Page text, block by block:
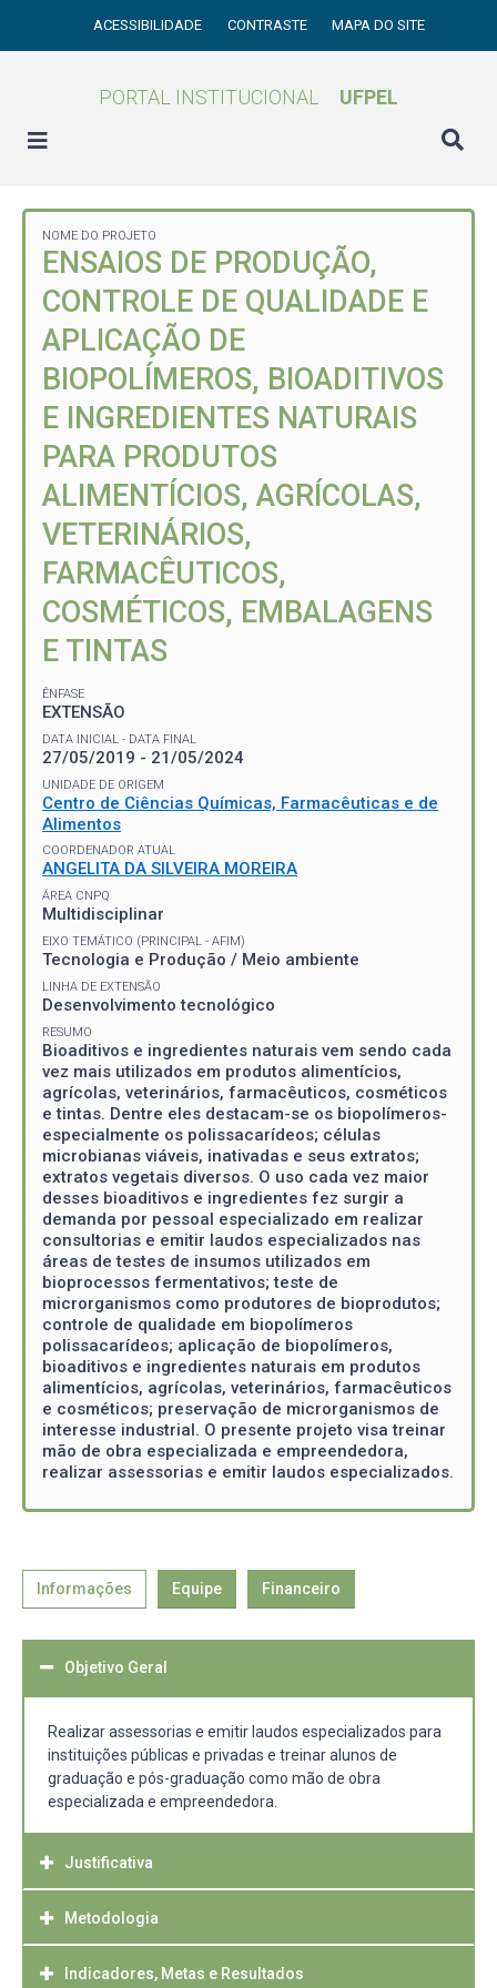
ACESSIBILIDADE CONTRASTE MAPA DO SITE
PORTAL INSTITUCIONAL UFPEL
NOME DO PROJETO
ENSAIOS DE PRODUÇÃO,
CONTROLE DE QUALIDADE E
APLICAÇÃO DE
BIOPOLÍMEROS, BIOADITIVOS
E INGREDIENTES NATURAIS
PARA PRODUTOS
ALIMENTÍCIOS, AGRÍCOLAS,
VETERINÁRIOS,
FARMACÊUTICOS,
COSMÉTICOS, EMBALAGENS
E TINTAS
ÊNFASE
EXTENSÃO
DATA INICIAL - DATA FINAL
27/05/2019 - 21/05/2024
UNIDADE DE ORIGEM
Centro de Ciências Químicas, Farmacêuticas e de
Alimentos
COORDENADOR ATUAL
ANGELITA DA SILVEIRA MOREIRA
ÁREA CNPQ
Multidisciplinar
EIXO TEMÁTICO (PRINCIPAL - AFIM)
Tecnologia e Produção / Meio ambiente
LINHA DE EXTENSÃO
Desenvolvimento tecnológico
RESUMO
Bioaditivos e ingredientes naturais vem sendo cada
vez mais utilizados em produtos alimentícios,
agrícolas, veterinários, farmacêuticos, cosméticos
e tintas. Dentre eles destacam-se os biopolímeros-
especialmente os polissacarídeos; células
microbianas viáveis, inativadas e seus extratos;
extratos vegetais diversos. O uso cada vez maior
desses bioaditivos e ingredientes fez surgir a
demanda por pessoal especializado em realizar
consultorias e emitir laudos especializados nas
áreas de testes de insumos utilizados em
bioprocessos fermentativos; teste de
microrganismos como produtores de bioprodutos;
controle de qualidade em biopolímeros
polissacarídeos; aplicação de biopolímeros,
bioaditivos e ingredientes naturais em produtos
alimentícios, agrícolas, veterinários, farmacêuticos
e cosméticos; preservação de microrganismos de
interesse industrial. O presente projeto visa treinar
mão de obra especializada e empreendedora,
realizar assessorias e emitir laudos especializados.
Informações Equipe Financeiro
Objetivo Geral
Realizar assessorias e emitir laudos especializados para
instituições públicas e privadas e treinar alunos de
graduação e pós-graduação como mão de obra
especializada e empreendedora.
Justificativa
Existe significativa demanda por parte de instituições
publicas e privadas ( pesquisadores e empresas) por
ações nos segmentos cobertos por esse projeto,
Metodologia
A coordenadora profa. dra. Angelta será a responsável
Indicadores, Metas e Resultados